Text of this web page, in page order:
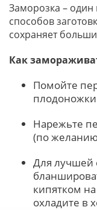
Заморозка –
способов
сохраняет
Как
Помойте
Нарежьте
(по
Для лучшей
кипятком
охладите в